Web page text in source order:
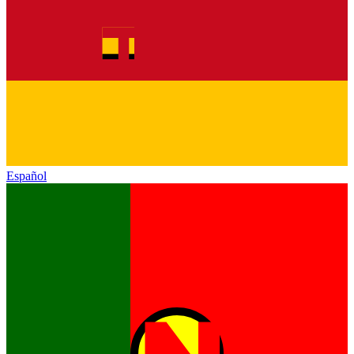
Español